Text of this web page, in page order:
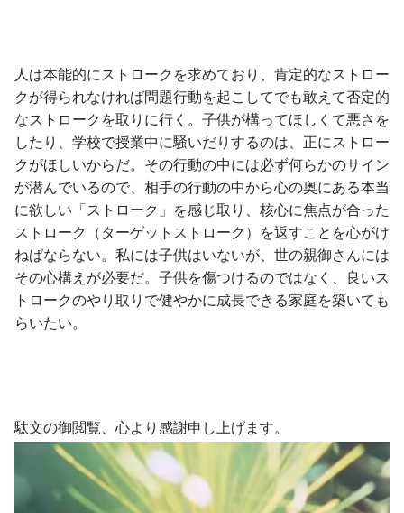
人は本能的にストロークを求めており、肯定的なストロー
クが得られなければ問題行動を起こしてでも敢えて否定的
なストロークを取りに行く。子供が構ってほしくて悪さを
したり、学校で授業中に騒いだりするのは、正にストロー
クがほしいからだ。その行動の中には必ず何らかのサイン
が潜んでいるので、相手の行動の中から心の奥にある本当
に欲しい「ストローク」を感じ取り、核心に焦点が合った
ストローク（ターゲットストローク）を返すことを心がけ
ねばならない。私には子供はいないが、世の親御さんには
その心構えが必要だ。子供を傷つけるのではなく、良いス
トロークのやり取りで健やかに成長できる家庭を築いても
らいたい。
駄文の御閲覧、心より感謝申し上げます。